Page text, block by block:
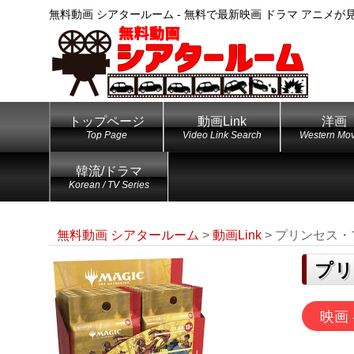
無料動画 シアタールーム - 無料で最新映画 ドラマ アニメが
トップページ
Top Page
動画Link
Video Link Search
洋画
Western
韓流/ドラマ
Korean / TV Series
無料動画 シアタールーム > 動画Link > プリンセス
プ
映画